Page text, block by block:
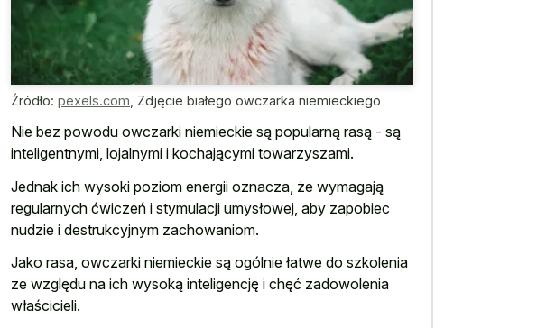
Źródło: pexels.com Zdjęcie białego owczarka niemieckiego
Nie bez powodu owczarki niemieckie są popularną rasą - są
inteligentnymi, lojalnymi i kochającymi towarzyszami.
Jednak ich wysoki poziom energii oznacza, że wymagają
regularnych ćwiczeń i stymulacji umysłowej, aby zapobiec
nudzie i destrukcyjnym zachowaniom.
Jako rasa, owczarki niemieckie są ogólnie łatwe do szkolenia
ze względu na ich wysoką inteligencję i chęć zadowolenia
właścicieli.